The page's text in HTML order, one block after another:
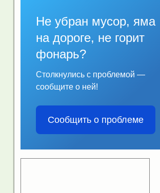
Не убран мусор, яма
на дороге, не горит
фонарь?
Столкнулись с проблемой —
сообщите о ней!
Сообщить о проблеме